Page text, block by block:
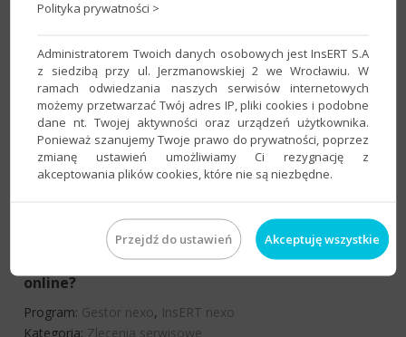
Program: Gestor nexo,
Gestor nexo – Jak zaktualizować status zlecenia
serwisowego na serwerze www dzięki funkcji
Zlecenia serwisowe online?
Program: Gestor nexo
InsERT nexo
Kategoria:Zlecenia serwisowe
Gestor nexo – Jak wysłać zlecenie serwisowe na
serwer www dzięki funkcji Zlecenia serwisowe
online?
Program: Gestor nexo, InsERT nexo
Kategoria: Zlecenia serwisowe
Polityka prywatności >
Administratorem Twoich danych osobowych jest InsERT S.A
z siedzibą przy ul. Jerzmanowskiej 2 we Wrocławiu. W
ramach odwiedzania naszych serwisów internetowych
możemy przetwarzać Twój adres IP, pliki cookies i podobne
dane nt. Twojej aktywności oraz urządzeń użytkownika.
Ponieważ szanujemy Twoje prawo do prywatności, poprzez
zmianę ustawień umożliwiamy Ci rezygnację z
akceptowania plików cookies, które nie są niezbędne.
Przejdź do ustawień Akceptuję wszystkie